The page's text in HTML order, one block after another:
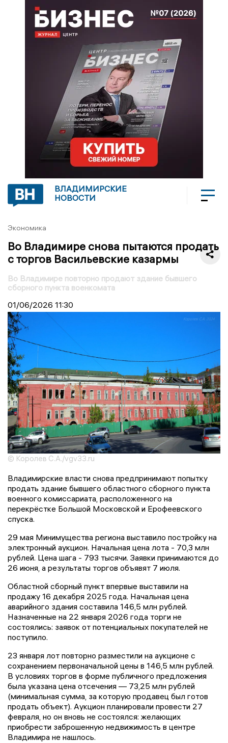
ВЛАДИМИРСКИЕ
НОВОСТИ
Экономика
Во Владимире снова пытаются продать
с торгов Васильевские казармы
Во Владимире повторно продают здание бывшего
сборного пункта военкомата
01/06/2026 11:30
© Королев С.А./vgv33.ru
Владимирские власти снова предпринимают попытку
продать здание бывшего областного сборного пункта
военного комиссариата, расположенного на
перекрёстке Большой Московской и Ерофеевского
спуска.
29 мая Минимущества региона выставило постройку на
электронный аукцион. Начальная цена лота - 70,3 млн
рублей. Цена шага - 793 тысячи. Заявки принимаются до
26 июня, а результаты торгов объявят 7 июля.
Областной сборный пункт впервые выставили на
продажу 16 декабря 2025 года. Начальная цена
аварийного здания составила 146,5 млн рублей.
Назначенные на 22 января 2026 года торги не
состоялись: заявок от потенциальных покупателей не
поступило.
23 января лот повторно разместили на аукционе с
сохранением первоначальной цены в 146,5 млн рублей.
В условиях торгов в форме публичного предложения
была указана цена отсечения — 73,25 млн рублей
(минимальная сумма, за которую продавец был готов
продать объект). Аукцион планировали провести 27
февраля, но он вновь не состоялся: желающих
приобрести заброшенную недвижимость в центре
Владимира не нашлось.